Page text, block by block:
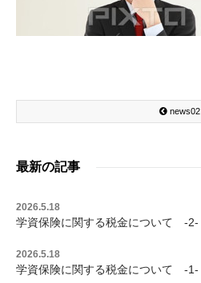
news02
最新の記事
2026.5.18
学資保険に関する税金について -2-
2026.5.18
学資保険に関する税金について -1-